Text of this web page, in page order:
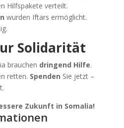
Hilfspakete verteilt.
wurden Iftars ermöglicht.
Solidarität
brauchen dringend Hilfe.
retten. Spenden Sie jetzt –
Zukunft in Somalia!